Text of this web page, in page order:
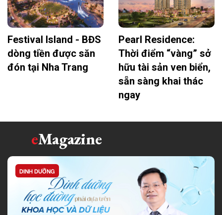
Festival Island - BĐS
dòng tiền được săn
đón tại Nha Trang
Pearl Residence:
Thời điểm “vàng” sở
hữu tài sản ven biển,
sẵn sàng khai thác
ngay
eMagazine
DINH DƯỠNG